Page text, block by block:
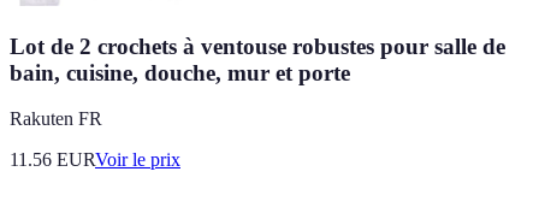
Lot de 2 crochets à ventouse robustes pour salle de
bain, cuisine, douche, mur et porte
Rakuten FR
11.56 EURVoir le prix